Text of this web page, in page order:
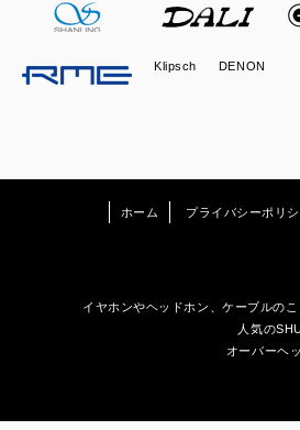
Klipsch DENON
ホーム プライバシーポリ
イヤホンやヘッドホン
、ケーブルの
人気の
オーバーヘ